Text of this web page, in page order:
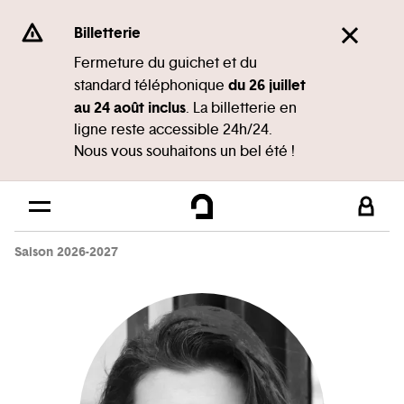
Se rendre au
Contenu principal
Pied de page
Billetterie
Fermeture du guichet et du
standard téléphonique du 26 juillet
au 24 août inclus. La billetterie en
ligne reste accessible 24h/24.
Nous vous souhaitons un bel été !
Saison 2026-2027